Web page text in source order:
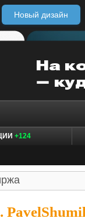
Новый дизайн
+124